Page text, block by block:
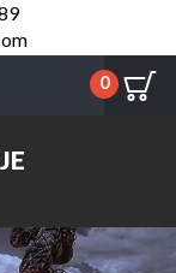
0